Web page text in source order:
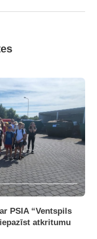
PSIA “Ventspils
atkritumu